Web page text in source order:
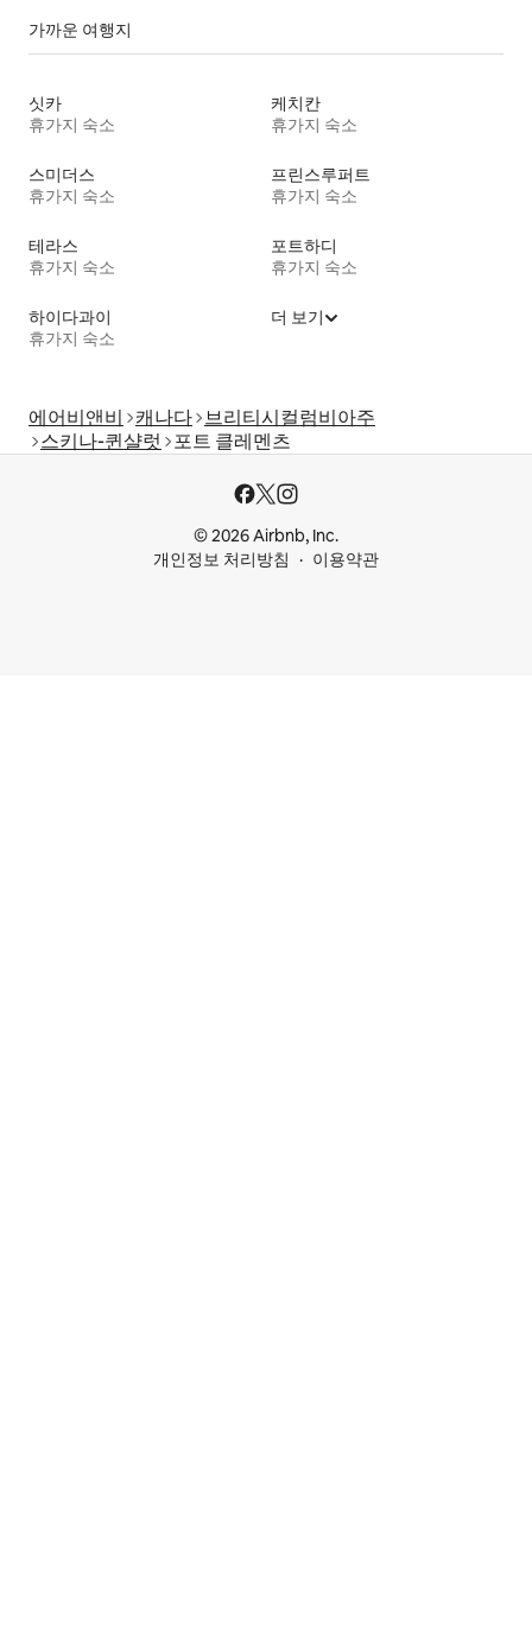
가까운 여행지
싯카
휴가지 숙소
케치칸
휴가지 숙소
스미더스
휴가지 숙소
프린스루퍼트
휴가지 숙소
테라스
휴가지 숙소
포트하디
휴가지 숙소
하이다과이
휴가지 숙소
더 보기
에어비앤비 캐나다 브리티시컬럼비아주
스키나-퀸샬럿
포트 클레멘츠
© 2026 Airbnb, Inc.
개인정보 처리방침
이용약관